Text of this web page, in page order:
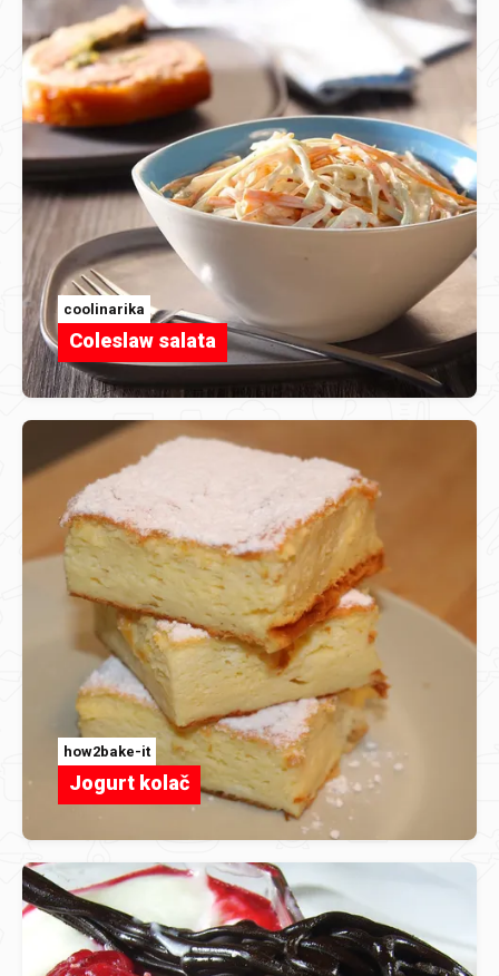
coolinarika
Coleslaw salata
how2bake-it
Jogurt kolač